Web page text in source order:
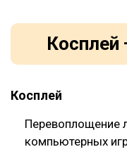
Косплей
Косплей
Перевоплощение
компьютерных